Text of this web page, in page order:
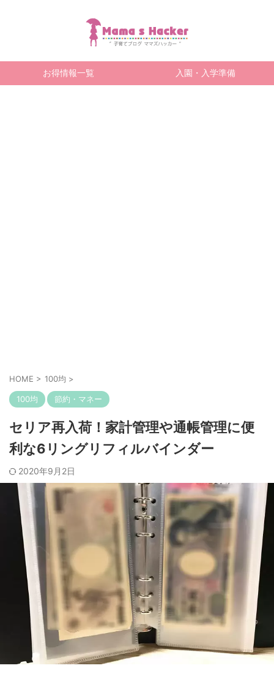
お得情報一覧 入園・入学準備
HOME > 100均 >
100均 節約・マネー
セリア再入荷！家計管理や通帳管理に便
利な6リングリフィルバインダー
2020年9月2日